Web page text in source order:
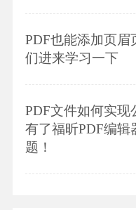
PDF也能添加页
们进来学习一下
PDF文件如何实现
有了福昕PDF编辑
题！